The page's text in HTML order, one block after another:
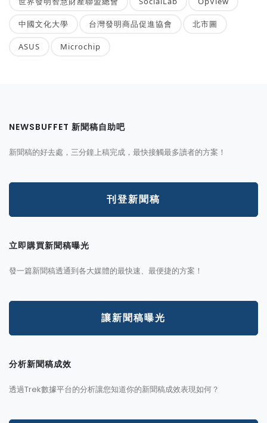
中國文化大學 台灣發明商品促進協會 北市圖
ASUS Microchip
NEWSBUFFET 新聞稿自助吧
新聞稿的好去處，三分鐘上稿完成，最快接觸最多讀者的方案！
刊登新聞稿
立即購買新聞稿曝光
發一篇新聞稿透通到各大媒體的最快速、最便捷的方案！
讓新聞稿曝光
分析新聞稿成效
透過Trek數據平台的分析讓您知道你的新聞稿成效表現如何？